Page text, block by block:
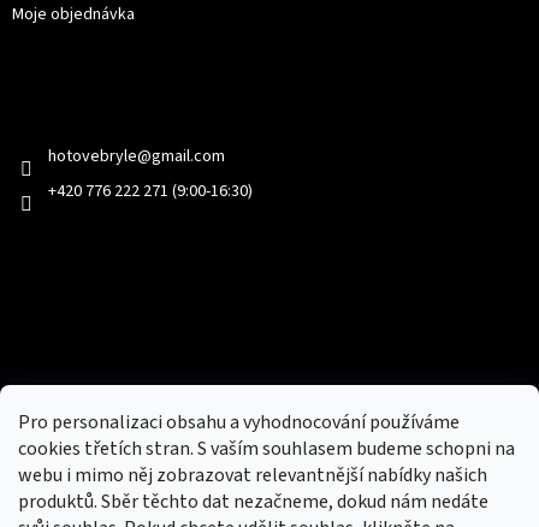
Pro personalizaci obsahu a vyhodnocování používáme
cookies třetích stran. S vaším souhlasem budeme schopni na
webu i mimo něj zobrazovat relevantnější nabídky našich
produktů. Sběr těchto dat nezačneme, dokud nám nedáte
Moje objednávka
hotovebryle@gmail.com
+420 776 222 271 (9:00-16:30)